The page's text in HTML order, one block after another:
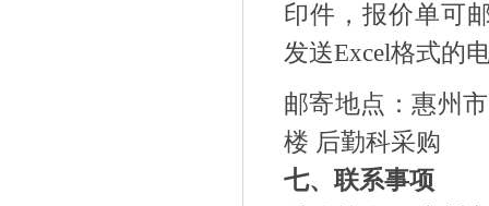
印件，报价单可
发送Excel格式的
邮寄地点：惠州
楼 后勤科采购
七、联系事项